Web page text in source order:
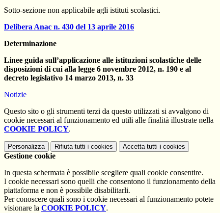
Sotto-sezione non applicabile agli istituti scolastici.
Delibera Anac n. 430 del 13 aprile 2016
Determinazione
Linee guida sull’applicazione alle istituzioni scolastiche delle
disposizioni di cui alla legge 6 novembre 2012, n. 190 e al
decreto legislativo 14 marzo 2013, n. 33
Notizie
Questo sito o gli strumenti terzi da questo utilizzati si avvalgono di
cookie necessari al funzionamento ed utili alle finalità illustrate nella
COOKIE POLICY.
Personalizza Rifiuta tutti i cookies Accetta tutti i cookies
Gestione cookie
In questa schermata è possibile scegliere quali cookie consentire.
I cookie necessari sono quelli che consentono il funzionamento della
piattaforma e non è possibile disabilitarli.
Per conoscere quali sono i cookie necessari al funzionamento potete
visionare la COOKIE POLICY.